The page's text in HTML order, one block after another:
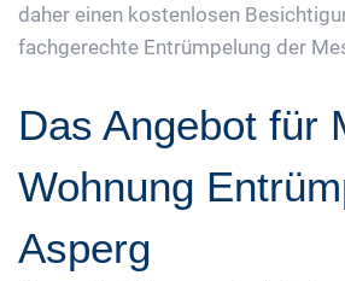
daher einen kostenlosen
fachgerechte Entrümpelung der
Das Angebot für
Wohnung
Asperg